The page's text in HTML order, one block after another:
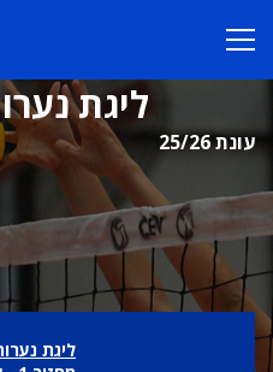
ליגת
עונת 25/26
ליגת